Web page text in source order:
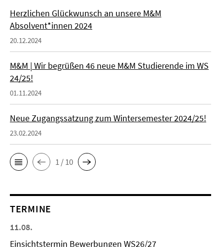
Herzlichen Glückwunsch an unsere M&M
Absolvent*innen 2024
20.12.2024
M&M | Wir begrüßen 46 neue M&M Studierende im WS
24/25!
01.11.2024
Neue Zugangssatzung zum Wintersemester 2024/25!
23.02.2024
1 / 10
TERMINE
11.08.
Einsichtstermin Bewerbungen WS26/27